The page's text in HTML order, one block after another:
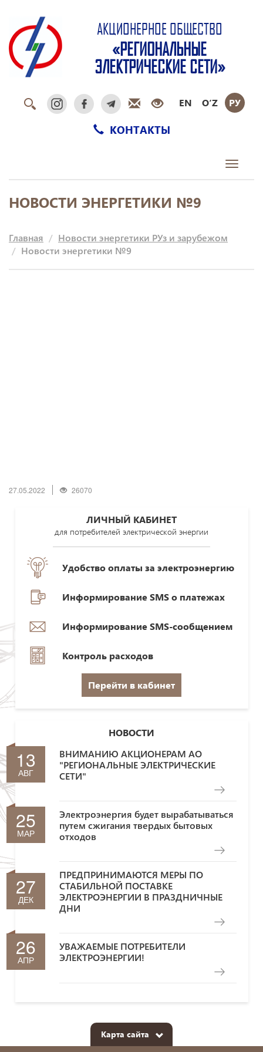
АКЦИОНЕРНОЕ ОБЩЕСТВО
«РЕГИОНАЛЬНЫЕ
ЭЛЕКТРИЧЕСКИЕ СЕТИ»
EN O‘Z РУ
КОНТАКТЫ
Toggle
НОВОСТИ ЭНЕРГЕТИКИ №9
Главная
Новости энергетики РУз и зарубежом
Новости энергетики №9
27.05.2022 26070
ЛИЧНЫЙ КАБИНЕТ
для потребителей электрической энергии
Удобство оплаты за электроэнергию
Информирование SMS о платежах
Информирование SMS-сообщением
Контроль расходов
Перейти в кабинет
НОВОСТИ
13
АВГ
ВНИМАНИЮ АКЦИОНЕРАМ АО
"РЕГИОНАЛЬНЫЕ ЭЛЕКТРИЧЕСКИЕ
СЕТИ"
25
МАР
Электроэнергия будет вырабатываться
путем сжигания твердых бытовых
отходов
27
ДЕК
ПРЕДПРИНИМАЮТСЯ МЕРЫ ПО
СТАБИЛЬНОЙ ПОСТАВКЕ
ЭЛЕКТРОЭНЕРГИИ В ПРАЗДНИЧНЫЕ
ДНИ
26
АПР
УВАЖАЕМЫЕ ПОТРЕБИТЕЛИ
ЭЛЕКТРОЭНЕРГИИ!
Карта сайта